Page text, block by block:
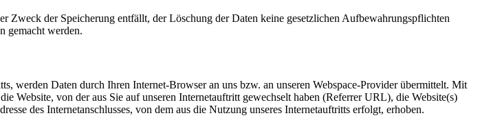
Zweck der Speicherung entfällt, der Löschung der Daten keine gesetzlichen Aufbewahrungspflichten
gemacht werden.
werden Daten durch Ihren Internet-Browser an uns bzw. an unseren Webspace-Provider übermittelt. Mit
Website, von der aus Sie auf unseren Internetauftritt gewechselt haben (Referrer URL), die Website(s)
des Internetanschlusses, von dem aus die Nutzung unseres Internetauftritts erfolgt, erhoben.